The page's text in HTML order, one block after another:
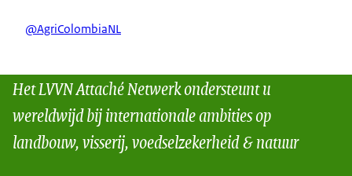
@AgriColombiaNL
Het LVVN Attaché Netwerk ondersteunt u
wereldwijd bij internationale ambities op
landbouw, visserij, voedselzekerheid & natuur